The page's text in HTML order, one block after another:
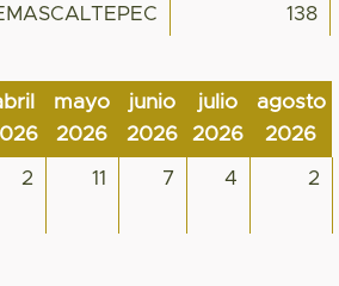
138
mayo
2026
junio
2026
julio
2026
agosto
2026
2 11 7 4 2